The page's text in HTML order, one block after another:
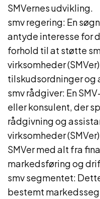
SMVernes udvikling.
smv regering: En
antyde interesse for
forhold til at støtte
virksomheder
tilskudsordninger og
smv rådgiver: En
eller konsulent, der
rådgivning og
virksomheder
SMVer med alt fra
markedsføring og
smv segmentet:
bestemt